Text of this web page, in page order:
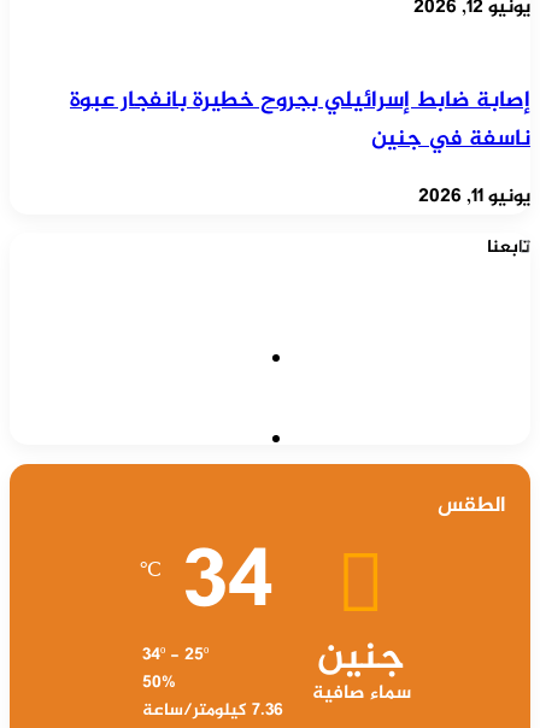
يونيو 12, 2026
إصابة ضابط إسرائيلي بجروح خطيرة بانفجار عبوة
ناسفة في جنين
يونيو 11, 2026
تابعنا
الطقس
جنين
سماء صافية
34
℃
34º - 25º
50%
7.36 كيلومتر/ساعة